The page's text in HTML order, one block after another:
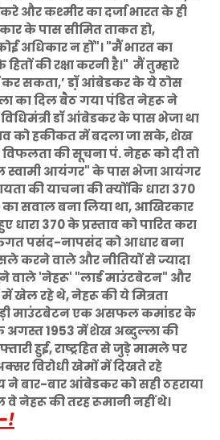
और कश्मीर का दर्जा भारत के ही
के पास सीमित ताकत हो,
अधिकार न हों"। "मैं भारत का
की रक्षा करनी है।" मैं तुम्हारे
कर सकता,’ डॉ़ आंबेडकर के ये ठोस
का दिल बैठ गया पंडित नेहरू ने
डॉ आंबेडकर के पास भेजा था
को हकीकत में बदला जा सके, शेख
की सूचना पं. नेहरू को दी तो
स्वामी आयंगर" के पास भेजा आयंगर
की याचना की क्योंकि धारा 370
सवाल बना लिया था, आखिरकार
370 के प्रस्ताव को पारित करा
पसंद-नापसंद को आधार बना
करने वाले और नीतियों से ज्यादा
वाले 'नेहरू' "लार्ड माउंटबेटन" और
खेल रहे थे, नेहरू की ये मित्रता
माउंटबेटन एक असफल कमांडर के
अगस्त 1953 में शेख अब्दुल्ला की
हुई, राष्ट्रहित से जुड़े मामले पर
विरोधी खेमों में दिखते रहे
बार-बार आंबेडकर को सही ठहराया
नेहरू की तरह रूमानी नहीं थे।
!